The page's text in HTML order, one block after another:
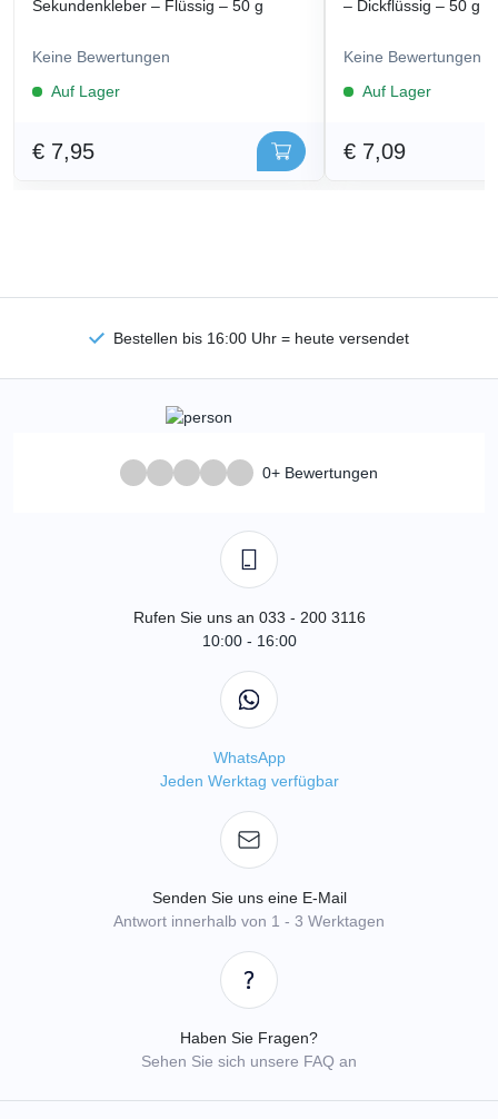
Sekundenkleber – Flüssig – 50 g
Keine Bewertungen
Auf Lager
€ 7,95
– Dickflüssig – 50 g
Keine Bewertungen
Auf Lager
€ 7,09
Bestellen bis 16:00 Uhr = heute versendet
0+ Bewertungen
Rufen Sie uns an 033 - 200 3116
10:00 - 16:00
WhatsApp
Jeden Werktag verfügbar
Senden Sie uns eine E-Mail
Antwort innerhalb von 1 - 3 Werktagen
Haben Sie Fragen?
Sehen Sie sich unsere FAQ an